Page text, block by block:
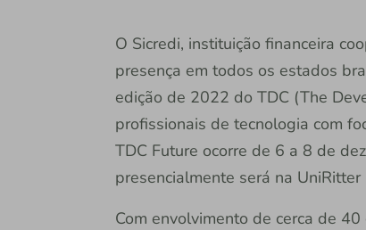
O Sicredi, instituição financeira
presença em todos os estados
edição de 2022 do TDC (The
profissionais de tecnologia com
TDC Future ocorre de 6 a 8 de
presencialmente será na
Com envolvimento de cerca de